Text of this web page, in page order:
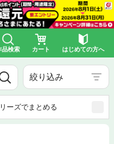
品検索 カート はじめての方へ
絞り込み
ーズでまとめる